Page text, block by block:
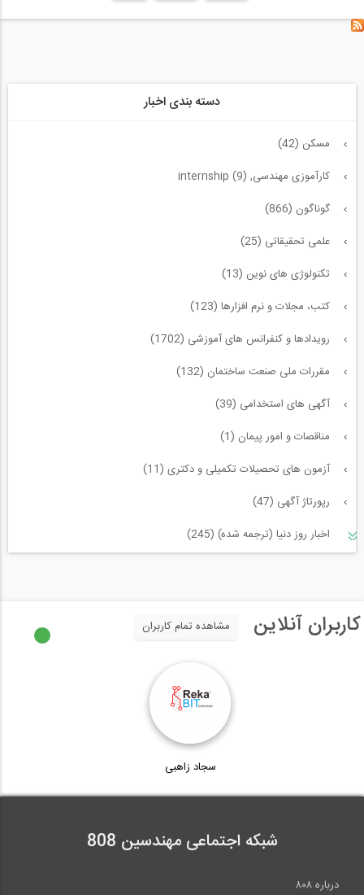
دسته بندی اخبار
مسکن (42)
کارآموزی مهندسی, internship (9)
گوناگون (866)
علمی تحقیقاتی (25)
تکنولوژی های نوین (13)
کتب، مجلات و نرم افزارها (123)
رویدادها و کنفرانس های آموزشی (1702)
مقررات ملی صنعت ساختمان (132)
آگهی های استخدامی (39)
مناقصات و امور پیمان (1)
آزمون های تحصیلات تکمیلی و دکتری (11)
رپورتاژ آگهی (47)
اخبار روز دنیا (ترجمه شده) (245)
معماری (544)
کاربران آنلاین مشاهده تمام کاربران
سجاد زاهبی
شبکه اجتماعی مهندسین 808
درباره ۸۰۸